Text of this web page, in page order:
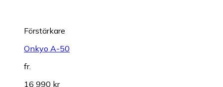
Förstärkare
Onkyo A-50
fr.
16 990 kr